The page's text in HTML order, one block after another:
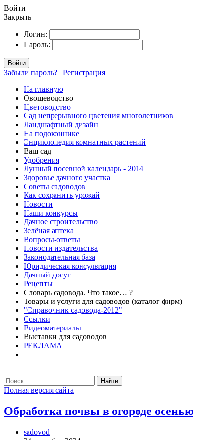
Войти
Закрыть
Логин:
Пароль:
Войти
Забыли пароль? | Регистрация
На главную
Овощеводство
Цветоводство
Сад непрерывного цветения многолетников
Ландшафтный дизайн
На подоконнике
Энциклопедия комнатных растений
Ваш сад
Удобрения
Лунный посевной календарь - 2014
Здоровье дачного участка
Советы садоводов
Как сохранить урожай
Новости
Наши конкурсы
Дачное строительство
Зелёная аптека
Вопросы-ответы
Новости издательства
Законодательная база
Юридическая консультация
Дачный досуг
Рецепты
Словарь садовода. Что такое… ?
Товары и услуги для садоводов (каталог фирм)
"Справочник садовода-2012"
Ссылки
Видеоматериалы
Выставки для садоводов
РЕКЛАМА
Найти
Полная версия сайта
Обработка почвы в огороде осенью
sadovod